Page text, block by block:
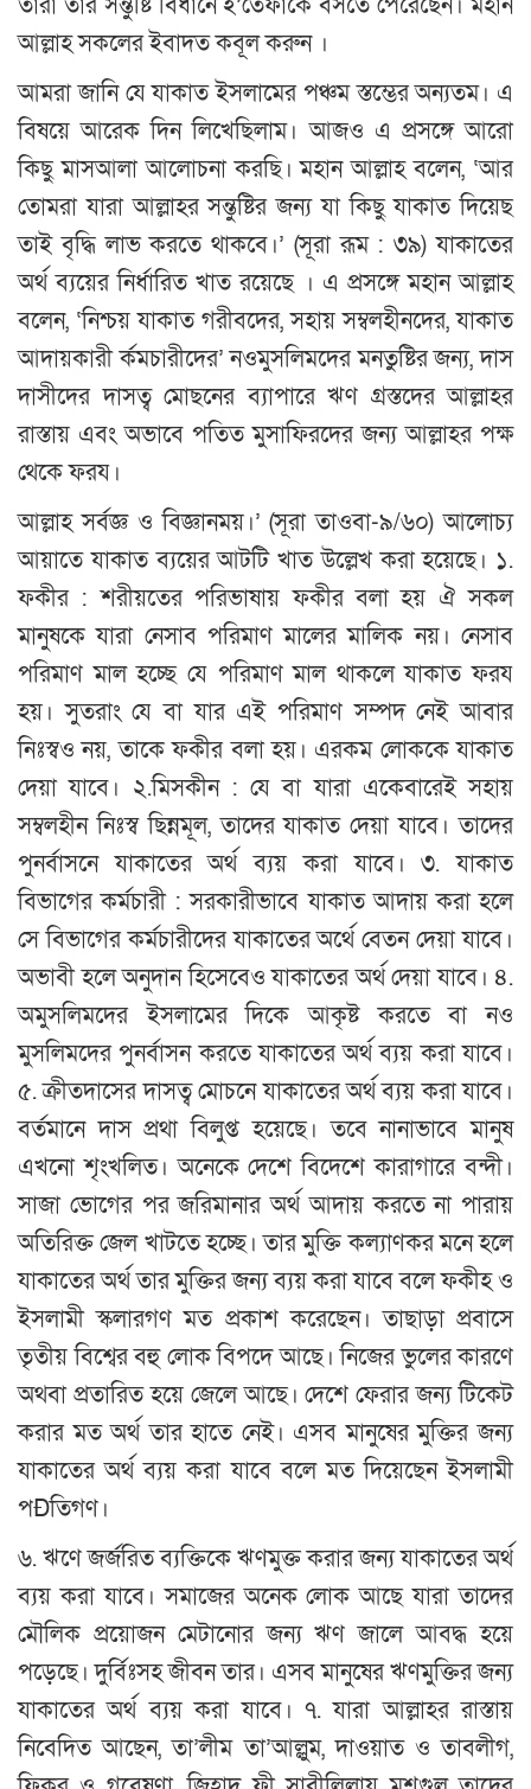
তারা তাঁর সন্তুষ্টি বিধানে ই’তেফাকে বসতে পেরেছেন। মহান
আল্লাহ সকলের ইবাদত কবূল করুন ।
আমরা জানি যে যাকাত ইসলামের পঞ্চম স্তম্ভের অন্যতম। এ
বিষয়ে আরেক দিন লিখেছিলাম। আজও এ প্রসঙ্গে আরো
কিছু মাসআলা আলোচনা করছি। মহান আল্লাহ বলেন, ‘আর
তোমরা যারা আল্লাহর সন্তুষ্টির জন্য যা কিছু যাকাত দিয়েছ
তাই বৃদ্ধি লাভ করতে থাকবে।’ (সূরা রূম : ৩৯) যাকাতের
অর্থ ব্যয়ের নির্ধারিত খাত রয়েছে । এ প্রসঙ্গে মহান আল্লাহ
বলেন, ‘নিশ্চয় যাকাত গরীবদের, সহায় সম্বলহীনদের, যাকাত
আদায়কারী র্কমচারীদের’ নওমুসলিমদের মনতুষ্টির জন্য, দাস
দাসীদের দাসত্ব মোছনের ব্যাপারে ঋণ গ্রস্তদের আল্লাহর
রাস্তায় এবং অভাবে পতিত মুসাফিরদের জন্য আল্লাহর পক্ষ
থেকে ফরয।
আল্লাহ সর্বজ্ঞ ও বিজ্ঞানময়।’ (সূরা তাওবা-৯/৬০) আলোচ্য
আয়াতে যাকাত ব্যয়ের আটটি খাত উল্লেখ করা হয়েছে। ১.
ফকীর : শরীয়তের পরিভাষায় ফকীর বলা হয় ঐ সকল
মানুষকে যারা নেসাব পরিমাণ মালের মালিক নয়। নেসাব
পরিমাণ মাল হচ্ছে যে পরিমাণ মাল থাকলে যাকাত ফরয
হয়। সুতরাং যে বা যার এই পরিমাণ সম্পদ নেই আবার
নিঃস্বও নয়, তাকে ফকীর বলা হয়। এরকম লোককে যাকাত
দেয়া যাবে। ২.মিসকীন : যে বা যারা একেবারেই সহায়
সম্বলহীন নিঃস্ব ছিন্নমূল, তাদের যাকাত দেয়া যাবে। তাদের
পুনর্বাসনে যাকাতের অর্থ ব্যয় করা যাবে। ৩. যাকাত
বিভাগের কর্মচারী : সরকারীভাবে যাকাত আদায় করা হলে
সে বিভাগের কর্মচারীদের যাকাতের অর্থে বেতন দেয়া যাবে।
অভাবী হলে অনুদান হিসেবেও যাকাতের অর্থ দেয়া যাবে। ৪.
অমুসলিমদের ইসলামের দিকে আকৃষ্ট করতে বা নও
মুসলিমদের পুনর্বাসন করতে যাকাতের অর্থ ব্যয় করা যাবে।
৫. ক্রীতদাসের দাসত্ব মোচনে যাকাতের অর্থ ব্যয় করা যাবে।
বর্তমানে দাস প্রথা বিলুপ্ত হয়েছে। তবে নানাভাবে মানুষ
এখনো শৃংখলিত। অনেকে দেশে বিদেশে কারাগারে বন্দী।
সাজা ভোগের পর জরিমানার অর্থ আদায় করতে না পারায়
অতিরিক্ত জেল খাটতে হচ্ছে। তার মুক্তি কল্যাণকর মনে হলে
যাকাতের অর্থ তার মুক্তির জন্য ব্যয় করা যাবে বলে ফকীহ ও
ইসলামী স্কলারগণ মত প্রকাশ করেছেন। তাছাড়া প্রবাসে
তৃতীয় বিশ্বের বহু লোক বিপদে আছে। নিজের ভুলের কারণে
অথবা প্রতারিত হয়ে জেলে আছে। দেশে ফেরার জন্য টিকেট
করার মত অর্থ তার হাতে নেই। এসব মানুষের মুক্তির জন্য
যাকাতের অর্থ ব্যয় করা যাবে বলে মত দিয়েছেন ইসলামী
পÐিতগণ।
৬. ঋণে জর্জরিত ব্যক্তিকে ঋণমুক্ত করার জন্য যাকাতের অর্থ
ব্যয় করা যাবে। সমাজের অনেক লোক আছে যারা তাদের
মৌলিক প্রয়োজন মেটানোর জন্য ঋণ জালে আবদ্ধ হয়ে
পড়েছে। দুর্বিঃসহ জীবন তার। এসব মানুষের ঋণমুক্তির জন্য
যাকাতের অর্থ ব্যয় করা যাবে। ৭. যারা আল্লাহর রাস্তায়
নিবেদিত আছেন, তা’লীম তা’আল্লুম, দাওয়াত ও তাবলীগ,